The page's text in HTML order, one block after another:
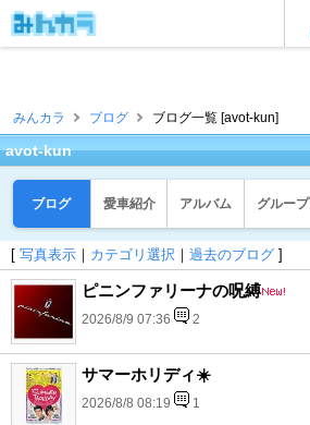
みんカラ ブログ ブログ一覧 [avot-kun]
avot-kun
ブログ 愛車紹介 アルバム グループ
[ 写真表示 ｜ カテゴリ選択 ｜ 過去のブログ ]
ピニンファリーナの呪縛
2026/8/9 07:36 2
サマーホリディ☀️
2026/8/8 08:19 1